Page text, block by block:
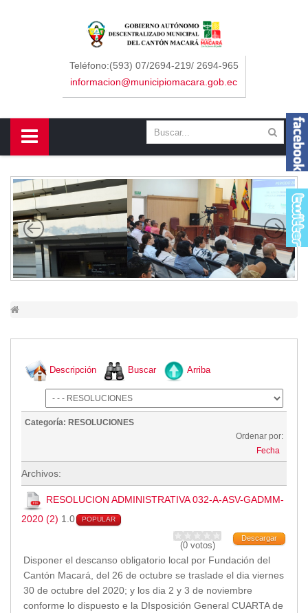
Teléfono:(593) 07/2694-219/ 2694-965
informacion@municipiomacara.gob.ec
Descripción Buscar Arriba
Categoría: RESOLUCIONES
Ordenar por:
Fecha
Archivos:
RESOLUCION ADMINISTRATIVA 032-A-ASV-GADMM-
2020 (2) 1.0 POPULAR
Descargar
(0 votos)
Disponer el descanso obligatorio local por Fundación del
Cantón Macará, del 26 de octubre se traslade el dia viernes
30 de octubre del 2020; y los dia 2 y 3 de noviembre
conforme lo dispuesto e la DIsposición General CUARTA de
Sidebar Menu
Concejo
Departamentos
Contáctenos
Macará
Cantón
Himno a Macará
Símbolos Patrios
Gastronomía
Parques
Petroglifos
Numbiaranga
Plan de Desarrollo Turístico
Obras
Convenios
Eventos
Reuniones
Deportes
Social